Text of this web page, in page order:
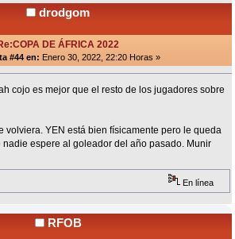
drodgom
DE ÁFRICA 2022
#44 en: Enero 30, 2022, 22:20 Horas »
cojo es mejor que el resto de los jugadores sobre
volviera. YEN está bien físicamente pero le queda
nadie espere al goleador del año pasado. Munir
En línea
RFOB